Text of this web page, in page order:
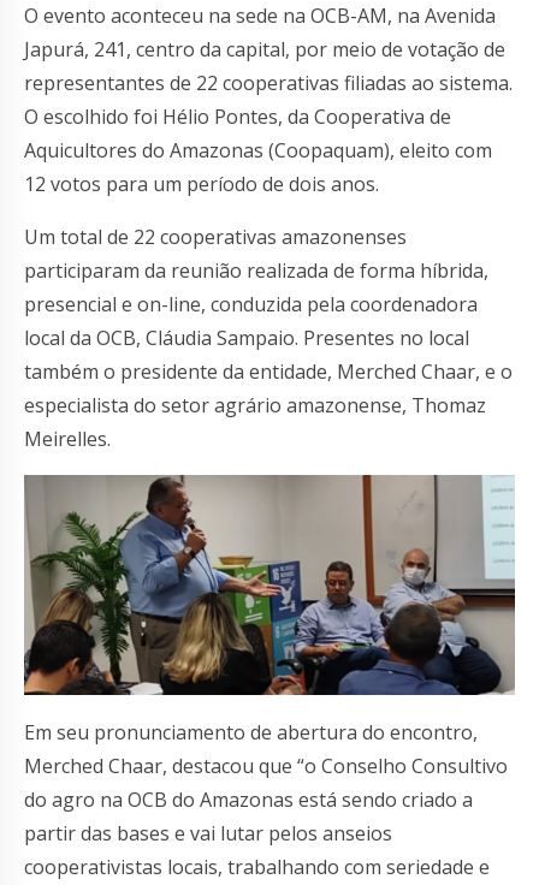
O evento aconteceu na sede na OCB-AM, na Avenida
Japurá, 241, centro da capital, por meio de votação de
representantes de 22 cooperativas filiadas ao sistema.
O escolhido foi Hélio Pontes, da Cooperativa de
Aquicultores do Amazonas (Coopaquam), eleito com
12 votos para um período de dois anos.
Um total de 22 cooperativas amazonenses
participaram da reunião realizada de forma híbrida,
presencial e on-line, conduzida pela coordenadora
local da OCB, Cláudia Sampaio. Presentes no local
também o presidente da entidade, Merched Chaar, e o
especialista do setor agrário amazonense, Thomaz
Meirelles.
Em seu pronunciamento de abertura do encontro,
Merched Chaar, destacou que “o Conselho Consultivo
do agro na OCB do Amazonas está sendo criado a
partir das bases e vai lutar pelos anseios
cooperativistas locais, trabalhando com seriedade e